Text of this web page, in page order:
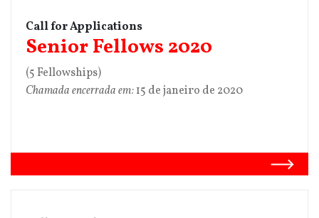
Call for Applications
Senior Fellows 2020
(5 Fellowships)
Chamada encerrada em:15 de janeiro de 2020